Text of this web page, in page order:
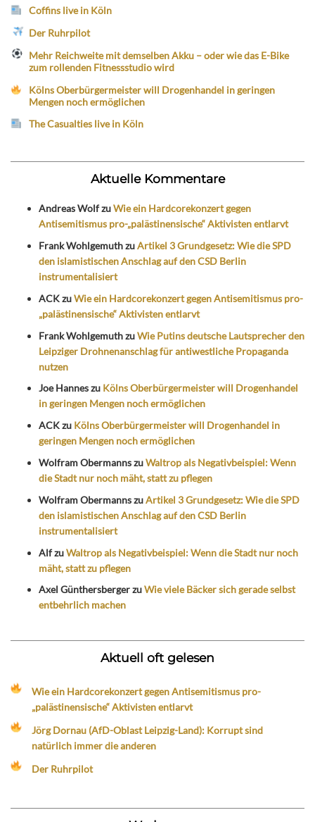
Coffins live in Köln
Der Ruhrpilot
Mehr Reichweite mit demselben Akku – oder wie das E-Bike
zum rollenden Fitnessstudio wird
Kölns Oberbürgermeister will Drogenhandel in geringen
Mengen noch ermöglichen
The Casualties live in Köln
Aktuelle Kommentare
Andreas WolfzuWie ein Hardcorekonzert gegen
Antisemitismus pro-„palästinensische“ Aktivisten entlarvt
Frank WohlgemuthzuArtikel 3 Grundgesetz: Wie die SPD
den islamistischen Anschlag auf den CSD Berlin
instrumentalisiert
ACKzuWie ein Hardcorekonzert gegen Antisemitismus pro-
„palästinensische“ Aktivisten entlarvt
Frank WohlgemuthzuWie Putins deutsche Lautsprecher den
Leipziger Drohnenanschlag für antiwestliche Propaganda
nutzen
Joe Hanneszu Kölns Oberbürgermeister will Drogenhandel
in geringen Mengen noch ermöglichen
ACKzu Kölns Oberbürgermeister will Drogenhandel in
geringen Mengen noch ermöglichen
Wolfram ObermannszuWaltrop als Negativbeispiel: Wenn
die Stadt nur noch mäht, statt zu pflegen
Wolfram ObermannszuArtikel 3 Grundgesetz: Wie die SPD
den islamistischen Anschlag auf den CSD Berlin
instrumentalisiert
AlfzuWaltrop als Negativbeispiel: Wenn die Stadt nur noch
mäht, statt zu pflegen
Axel GünthersbergerzuWie viele Bäcker sich gerade selbst
entbehrlich machen
Aktuell oft gelesen
Wie ein Hardcorekonzert gegen Antisemitismus pro-
„palästinensische“ Aktivisten entlarvt
Jörg Dornau (AfD-Oblast Leipzig-Land): Korrupt sind
natürlich immer die anderen
Der Ruhrpilot